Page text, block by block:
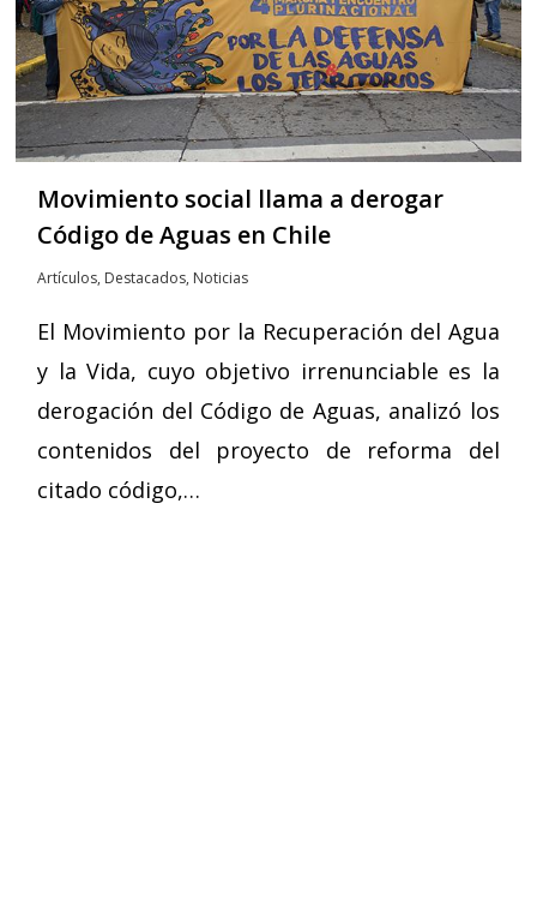
Movimiento social llama a derogar
Código de Aguas en Chile
Artículos, Destacados, Noticias
El Movimiento por la Recuperación del Agua
y la Vida, cuyo objetivo irrenunciable es la
derogación del Código de Aguas, analizó los
contenidos del proyecto de reforma del
citado código,…